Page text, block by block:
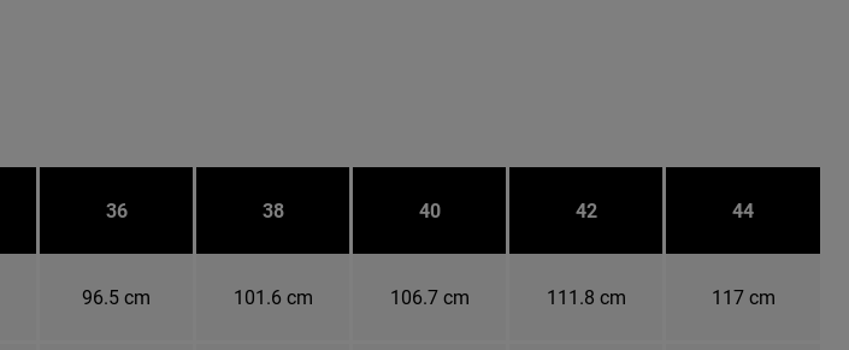
36 38 40 42 44
96.5 cm 101.6 cm 106.7 cm 111.8 cm 117 cm